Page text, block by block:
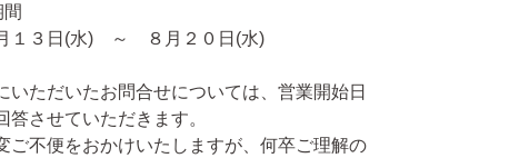
１３日(水) ～ ８月２０日(水)
いただいたお問合せについては、営業開始日
答させていただきます。
ご不便をおかけいたしますが、何卒ご理解の